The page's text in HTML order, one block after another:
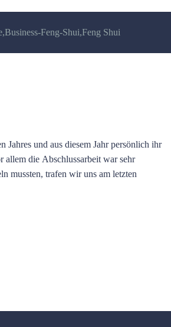
,Business-Feng-Shui,Feng Shui
Jahres und aus diesem Jahr persönlich ihr
allem die Abschlussarbeit war sehr
mussten, trafen wir uns am letzten